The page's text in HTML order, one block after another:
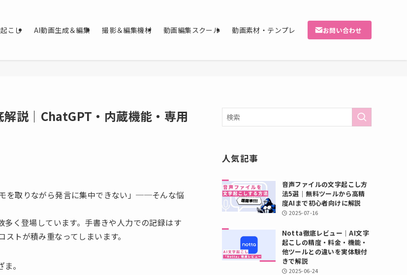
こし AI動画生成＆編集 撮影＆編集機材 動画編集スクール 動画素材・テンプレ お問い合わせ
説｜ChatGPT・内蔵機能・専用
を取りながら発言に集中できない」──そんな悩
く登場しています。手書きや人力での記録はす
トが積み重なってしまいます。
。
人気記事
音声ファイルの文字起こし方
法5選｜無料ツールから高精
度AIまで初心者向けに解説
2025-07-16
Notta徹底レビュー｜AI文字
起こしの精度・料金・機能・
他ツールとの違いを実体験付
きで解説
2025-06-24